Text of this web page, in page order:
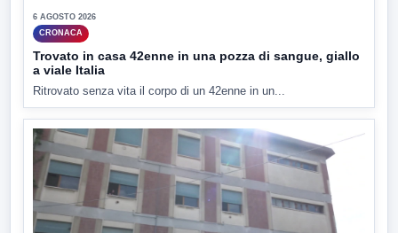
6 AGOSTO 2026
CRONACA
Trovato in casa 42enne in una pozza di sangue, giallo
a viale Italia
Ritrovato senza vita il corpo di un 42enne in un...